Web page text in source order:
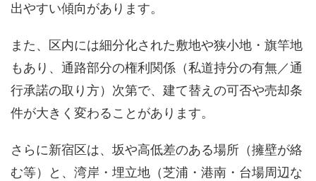
出やすい傾向があります。
また、区内には細分化された敷地や狭小地・旗竿地
もあり、通路部分の権利関係（私道持分の有無／通
行承諾の取り方）次第で、建て替えの可否や売却条
件が大きく変わることがあります。
さらに新宿区は、坂や高低差のある場所（擁壁が絡
む等）と、湾岸・埋立地（芝浦・港南・台場周辺な